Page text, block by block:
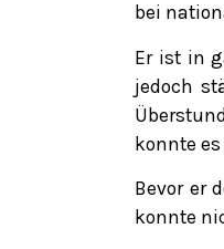
bei
Er ist in
jedoch
konnte
Bevor er
konnte